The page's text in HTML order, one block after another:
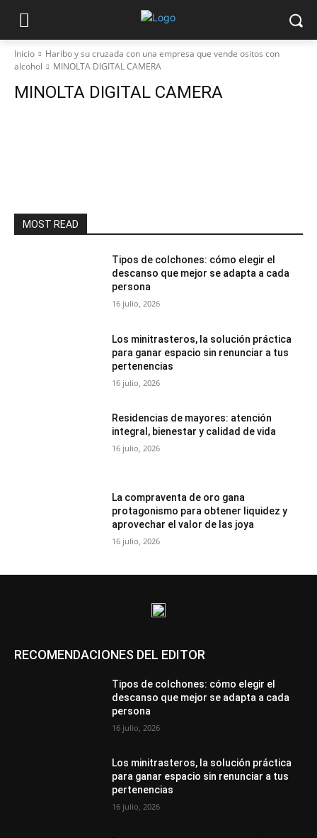
Inicio
Haribo y su cruzada con una empresa que vende ositos con
alcohol
MINOLTA DIGITAL CAMERA
MINOLTA DIGITAL CAMERA
MOST READ
Tipos de colchones: cómo elegir el
descanso que mejor se adapta a cada
persona
16 julio, 2026
Los minitrasteros, la solución práctica
para ganar espacio sin renunciar a tus
pertenencias
16 julio, 2026
Residencias de mayores: atención
integral, bienestar y calidad de vida
16 julio, 2026
La compraventa de oro gana
protagonismo para obtener liquidez y
aprovechar el valor de las joya
16 julio, 2026
RECOMENDACIONES DEL EDITOR
Tipos de colchones: cómo elegir el
descanso que mejor se adapta a cada
persona
16 julio, 2026
Los minitrasteros, la solución práctica
para ganar espacio sin renunciar a tus
pertenencias
16 julio, 2026